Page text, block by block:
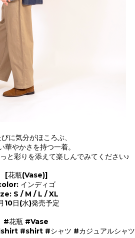
に気分がほころぶ、
華やかさを持つ一着。
と彩りを添えて楽しんでみてください♪
[花瓶(Vase)]
インディゴ
S / M / L / XL
10日(水)発売予定
#花瓶 #Vase
#shirt #シャツ #カジュアルシャツ